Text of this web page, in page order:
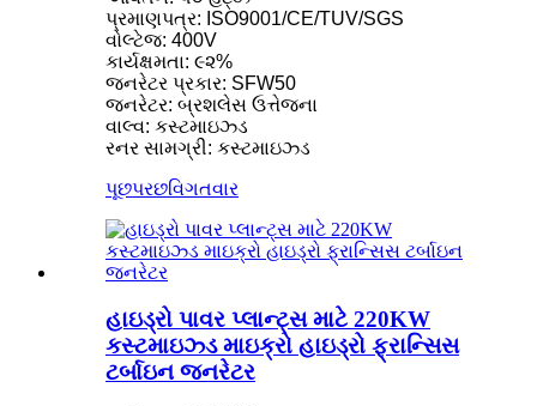
પ્રમાણપત્ર: ISO9001/CE/TUV/SGS
વોલ્ટેજ: 400V
કાર્યક્ષમતા: ૯૨%
જનરેટર પ્રકાર: SFW50
જનરેટર: બ્રશલેસ ઉત્તેજના
વાલ્વ: કસ્ટમાઇઝ્ડ
રનર સામગ્રી: કસ્ટમાઇઝ્ડ
પૂછપરછવિગતવાર
હાઇડ્રો પાવર પ્લાન્ટ્સ માટે 220KW
કસ્ટમાઇઝ્ડ માઇક્રો હાઇડ્રો ફ્રાન્સિસ
ટર્બાઇન જનરેટર